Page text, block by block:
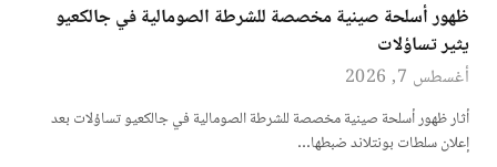
ظهور أسلحة صينية مخصصة للشرطة الصومالية في جالكعيو
يثير تساؤلات
أغسطس 7, 2026
أثار ظهور أسلحة صينية مخصصة للشرطة الصومالية في جالكعيو تساؤلات بعد
إعلان سلطات بونتلاند ضبطها…